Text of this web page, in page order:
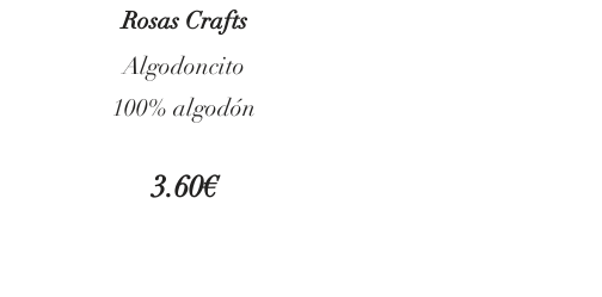
Rosas Crafts
Algodoncito
100% algodón
3.60€